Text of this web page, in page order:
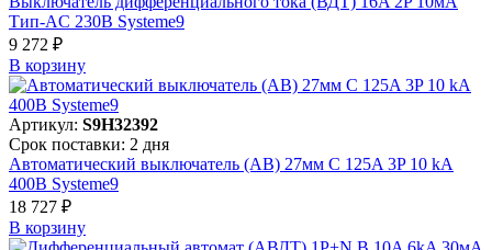
Тип-AC 230В Systeme9
9 272 ₽
В корзинy
Артикул: S9H32392
Срок поставки: 2 дня
Автоматический выключатель (АВ) 27мм C 125A 3P 10 kA
400В Systeme9
18 727 ₽
В корзинy